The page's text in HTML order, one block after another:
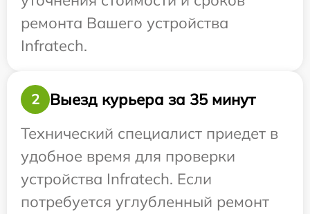
ремонта Вашего устройства
Infratech.
2
Выезд курьера за 35 минут
Технический специалист приедет в
удобное время для проверки
устройства Infratech. Если
потребуется углубленный ремонт